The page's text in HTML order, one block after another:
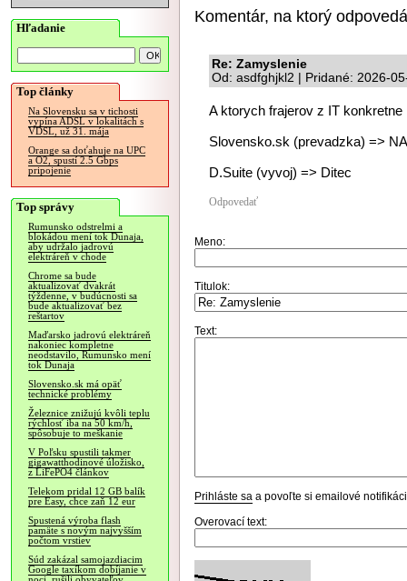
Hľadanie
Top články
Na Slovensku sa v tichosti
vypína ADSL v lokalitách s
VDSL, už 31. mája
Orange sa doťahuje na UPC
a O2, spustí 2.5 Gbps
pripojenie
Top správy
Rumunsko odstrelmi a
blokádou mení tok Dunaja,
aby udržalo jadrovú
elektráreň v chode
Chrome sa bude
aktualizovať dvakrát
týždenne, v budúcnosti sa
bude aktualizovať bez
reštartov
Maďarsko jadrovú elektráreň
nakoniec kompletne
neodstavilo, Rumunsko mení
tok Dunaja
Slovensko.sk má opäť
technické problémy
Železnice znižujú kvôli teplu
rýchlosť iba na 50 km/h,
spôsobuje to meškanie
V Poľsku spustili takmer
gigawatthodinové úložisko,
z LiFePO4 článkov
Telekom pridal 12 GB balík
pre Easy, chce zaň 12 eur
Spustená výroba flash
pamäte s novým najvyšším
počtom vrstiev
Súd zakázal samojazdiacim
Google taxíkom dobíjanie v
Komentár, na ktorý
Re: Zamyslenie
Od: asdfghjkl2 | Pridané: 2026-
A ktorych frajerov z IT konkretne
Slovensko.sk (prevadzka) =>
D.Suite (vyvoj) => Ditec
Odpovedať
Meno:
Titulok:
Text:
Prihláste sa a povoľte si emailové
Overovací text: